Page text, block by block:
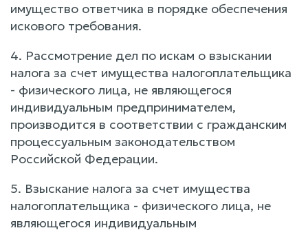
имущество ответчика в порядке обеспечения
искового требования.
4. Рассмотрение дел по искам о взыскании
налога за счет имущества налогоплательщика
- физического лица, не являющегося
индивидуальным предпринимателем,
производится в соответствии с гражданским
процессуальным законодательством
Российской Федерации.
5. Взыскание налога за счет имущества
налогоплательщика - физического лица, не
являющегося индивидуальным